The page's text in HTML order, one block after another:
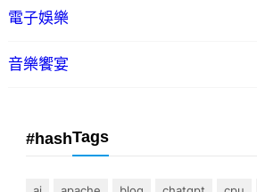
電子娛樂
音樂饗宴
#hashTags